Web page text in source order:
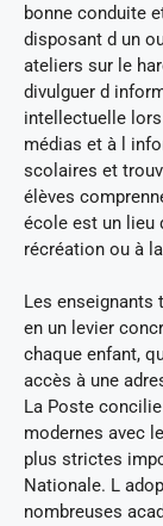
bonne conduite
disposant d un
ateliers sur le
divulguer d
intellectuelle
médias et à l
scolaires et
élèves
école est un lieu
récréation ou à
Les
en un levier
chaque enfant,
accès à une
La Poste
modernes avec
plus strictes
Nationale. L
nombreuses